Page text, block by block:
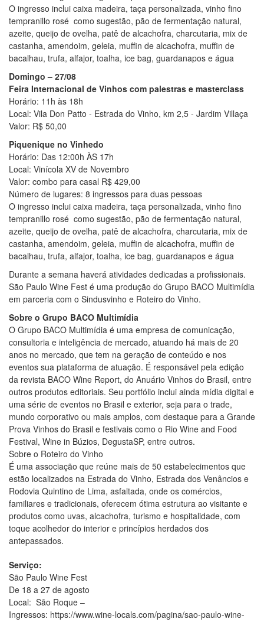
O ingresso inclui caixa madeira, taça personalizada, vinho fino
tempranillo rosé como sugestão, pão de fermentação natural,
azeite, queijo de ovelha, patê de alcachofra, charcutaria, mix de
castanha, amendoim, geleia, muffin de alcachofra, muffin de
bacalhau, trufa, alfajor, toalha, ice bag, guardanapos e água
Domingo – 27/08
Feira Internacional de Vinhos com palestras e masterclass
Horário: 11h às 18h
Local: Vila Don Patto - Estrada do Vinho, km 2,5 - Jardim Villaça
Valor: R$ 50,00
Piquenique no Vinhedo
Horário: Das 12:00h ÀS 17h
Local: Vinícola XV de Novembro
Valor: combo para casal R$ 429,00
Número de lugares: 8 ingressos para duas pessoas
O ingresso inclui caixa madeira, taça personalizada, vinho fino
tempranillo rosé como sugestão, pão de fermentação natural,
azeite, queijo de ovelha, patê de alcachofra, charcutaria, mix de
castanha, amendoim, geleia, muffin de alcachofra, muffin de
bacalhau, trufa, alfajor, toalha, ice bag, guardanapos e água
Durante a semana haverá atividades dedicadas a profissionais.
São Paulo Wine Fest é uma produção do Grupo BACO Multimídia
em parceria com o Sindusvinho e Roteiro do Vinho.
Sobre o Grupo BACO Multimídia
O Grupo BACO Multimídia é uma empresa de comunicação,
consultoria e inteligência de mercado, atuando há mais de 20
anos no mercado, que tem na geração de conteúdo e nos
eventos sua plataforma de atuação. É responsável pela edição
da revista BACO Wine Report, do Anuário Vinhos do Brasil, entre
outros produtos editoriais. Seu portfólio inclui ainda mídia digital e
uma série de eventos no Brasil e exterior, seja para o trade,
mundo corporativo ou mais amplos, com destaque para a Grande
Prova Vinhos do Brasil e festivais como o Rio Wine and Food
Festival, Wine in Búzios, DegustaSP, entre outros.
Sobre o Roteiro do Vinho
É uma associação que reúne mais de 50 estabelecimentos que
estão localizados na Estrada do Vinho, Estrada dos Venâncios e
Rodovia Quintino de Lima, asfaltada, onde os comércios,
familiares e tradicionais, oferecem ótima estrutura ao visitante e
produtos como uvas, alcachofra, turismo e hospitalidade, com
toque acolhedor do interior e princípios herdados dos
antepassados.
Serviço:
São Paulo Wine Fest
De 18 a 27 de agosto
Local: São Roque –
Ingressos: https://www.wine-locals.com/pagina/sao-paulo-wine-